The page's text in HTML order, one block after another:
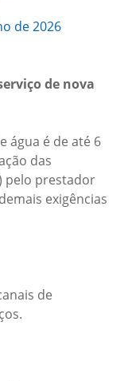
de 2026
de nova
água é de até 6
das
pelo prestador
exigências
de